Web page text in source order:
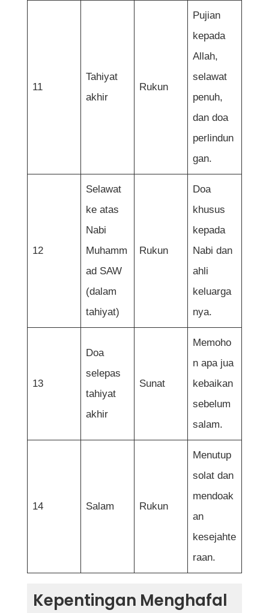
11
Tahiyat
akhir
Rukun
Pujian
kepada
Allah,
selawat
penuh,
dan doa
perlindun
gan.
12
Selawat
ke atas
Nabi
Muhamm
ad SAW
(dalam
tahiyat)
Rukun
Doa
khusus
kepada
Nabi dan
ahli
keluarga
nya.
13
Doa
selepas
tahiyat
akhir
Sunat
Memoho
n apa jua
kebaikan
sebelum
salam.
14 Salam Rukun
Menutup
solat dan
mendoak
an
kesejahte
raan.
Kepentingan Menghafal